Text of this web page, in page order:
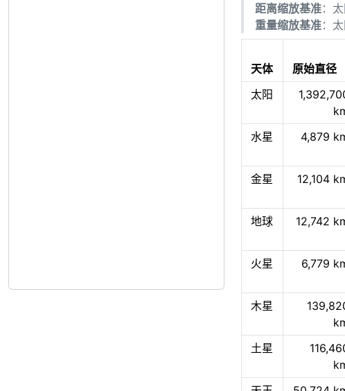
距离缩放基准：
重量缩放基准：
天体 原始直径
太阳
水星
4,879
金星 12,104
地球 12,742
火星 6,779
木星
土星